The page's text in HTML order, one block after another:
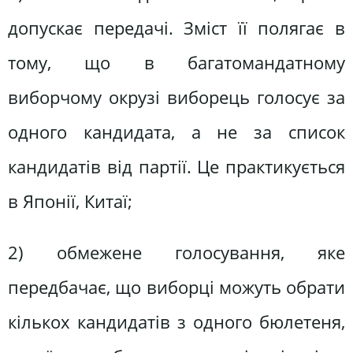
допускає передачі. Зміст її полягає в
тому, що в багатомандатному
виборчому окрузі виборець голосує за
одного кандидата, а не за список
кандидатів від партії. Це практикується
в Японії, Китаї;
2) обмежене голосування, яке
передбачає, що виборці можуть обрати
кількох кандидатів з одного бюлетеня,